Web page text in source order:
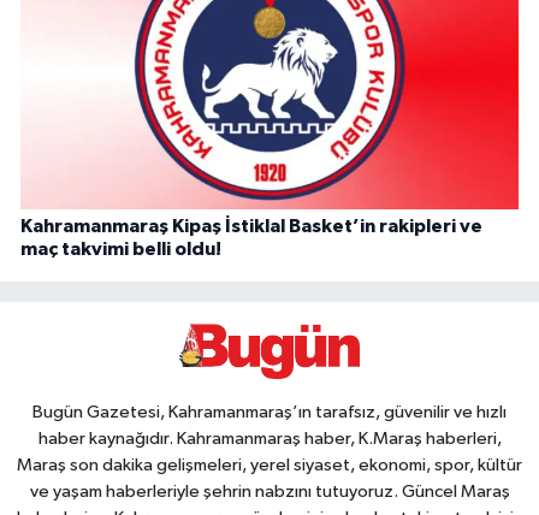
Kahramanmaraş Kipaş İstiklal Basket’in rakipleri ve
maç takvimi belli oldu!
Bugün Gazetesi, Kahramanmaraş’ın tarafsız, güvenilir ve hızlı
haber kaynağıdır. Kahramanmaraş haber, K.Maraş haberleri,
Maraş son dakika gelişmeleri, yerel siyaset, ekonomi, spor, kültür
ve yaşam haberleriyle şehrin nabzını tutuyoruz. Güncel Maraş